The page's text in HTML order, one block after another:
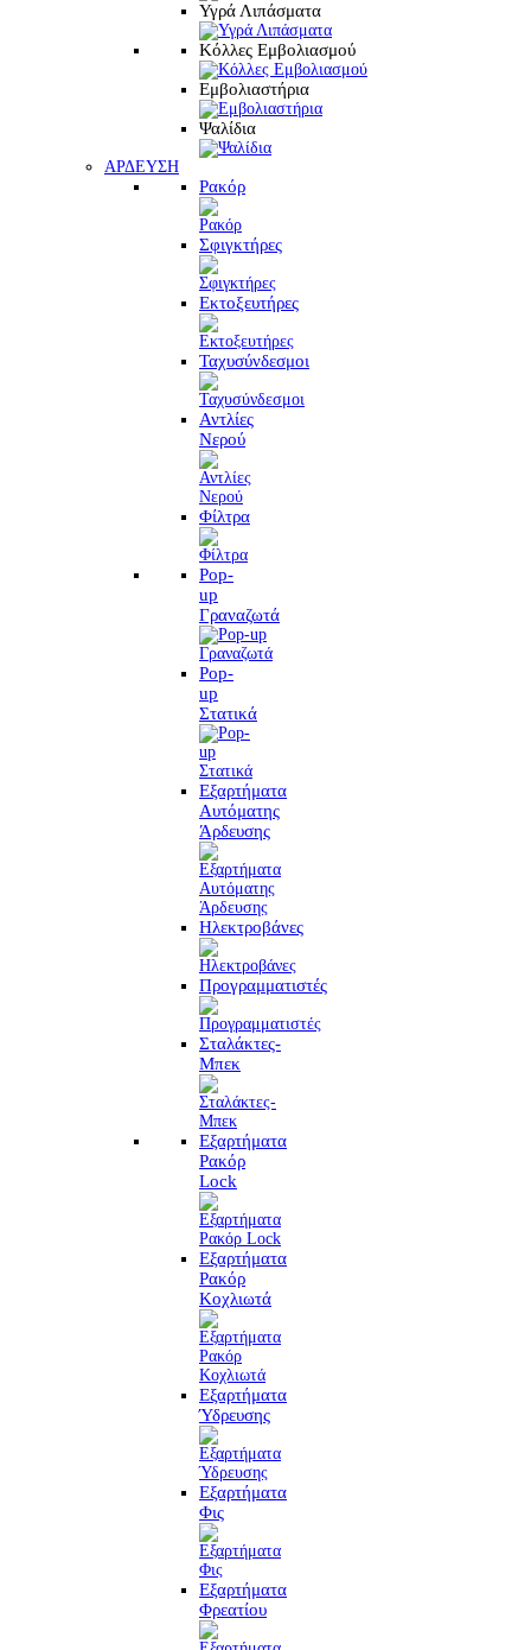
Υγρά Λιπάσματα
Κόλλες Εμβολιασμού
Εμβολιαστήρια
Ψαλίδια
ΑΡΔΕΥΣΗ
Ρακόρ
Σφιγκτήρες
Εκτοξευτήρες
Ταχυσύνδεσμοι
Αντλίες
Νερού
Φίλτρα
Pop-
up
Γραναζωτά
Pop-
up
Στατικά
Εξαρτήματα
Αυτόματης
Άρδευσης
Ηλεκτροβάνες
Προγραμματιστές
Σταλάκτες-
Μπεκ
Εξαρτήματα
Ρακόρ
Lock
Εξαρτήματα
Ρακόρ
Κοχλιωτά
Εξαρτήματα
Ύδρευσης
Εξαρτήματα
Φις
Εξαρτήματα
Φρεατίου